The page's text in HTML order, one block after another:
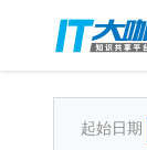
起始日期